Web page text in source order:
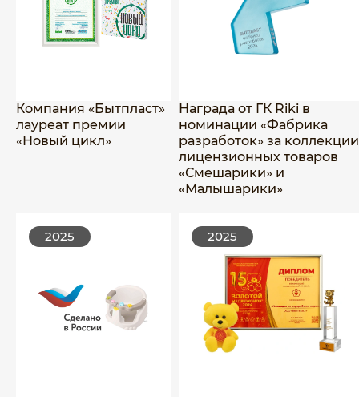
Компания «Бытпласт»
лауреат премии
«Новый цикл»
Награда от ГК Riki в
номинации «Фабрика
разработок» за коллекции
лицензионных товаров
«Смешарики» и
«Малышарики»
2025 2025